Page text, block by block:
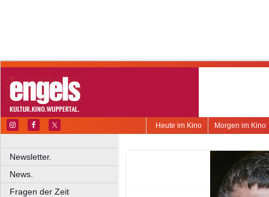
Morgen im Kino
Heute im Kino
Newsletter.
News.
Fragen der Zeit